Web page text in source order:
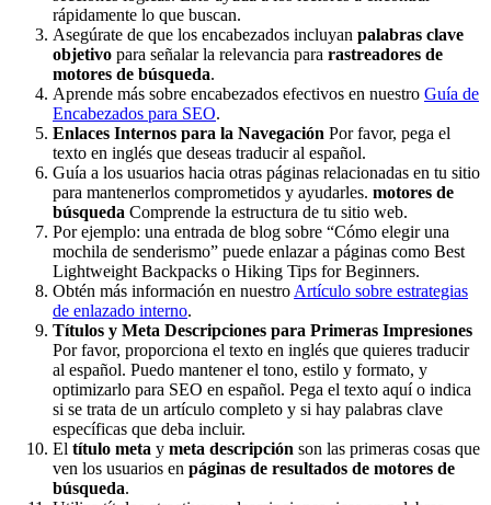
rápidamente lo que buscan.
Asegúrate de que los encabezados incluyan palabras clave
objetivo para señalar la relevancia para rastreadores de
motores de búsqueda.
Aprende más sobre encabezados efectivos en nuestro Guía de
Encabezados para SEO.
Enlaces Internos para la Navegación Por favor, pega el
texto en inglés que deseas traducir al español.
Guía a los usuarios hacia otras páginas relacionadas en tu sitio
para mantenerlos comprometidos y ayudarles. motores de
búsqueda Comprende la estructura de tu sitio web.
Por ejemplo: una entrada de blog sobre “Cómo elegir una
mochila de senderismo” puede enlazar a páginas como Best
Lightweight Backpacks o Hiking Tips for Beginners.
Obtén más información en nuestro Artículo sobre estrategias
de enlazado interno.
Títulos y Meta Descripciones para Primeras Impresiones
Por favor, proporciona el texto en inglés que quieres traducir
al español. Puedo mantener el tono, estilo y formato, y
optimizarlo para SEO en español. Pega el texto aquí o indica
si se trata de un artículo completo y si hay palabras clave
específicas que deba incluir.
El título meta y meta descripción son las primeras cosas que
ven los usuarios en páginas de resultados de motores de
búsqueda.